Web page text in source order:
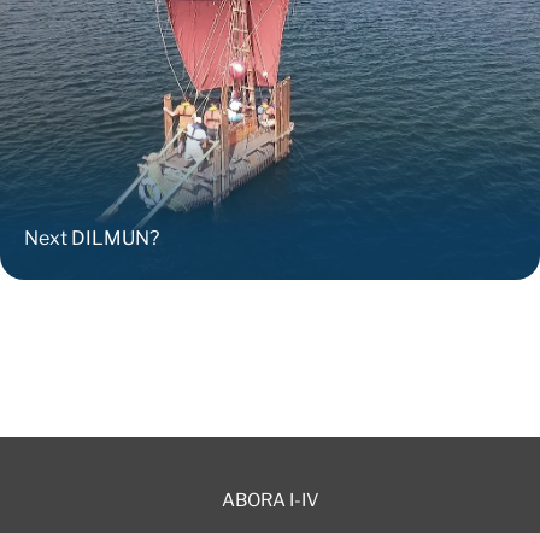
Next DILMUN?
ABORA I-IV